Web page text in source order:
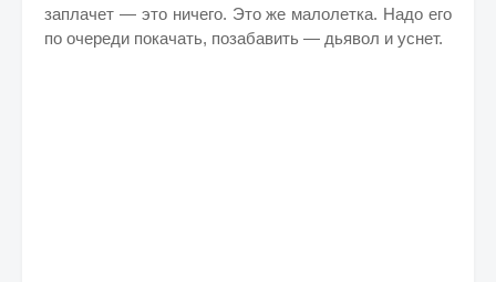
заплачет — это ничего. Это же малолетка. Надо его
по очереди покачать, позабавить — дьявол и уснет.